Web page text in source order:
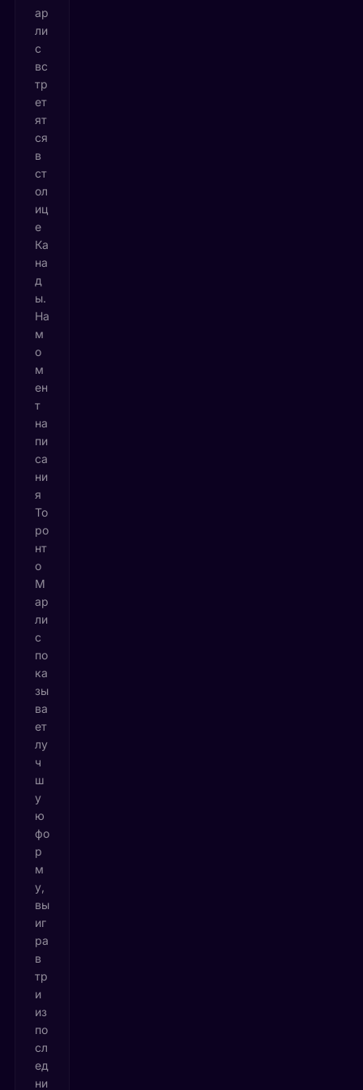
ар
ли
с
вс
тр
ет
ят
ся
в
ст
ол
иц
е
Ка
на
д
ы.
На
м
о
м
ен
т
на
пи
са
ни
я
То
ро
нт
о
М
ар
ли
с
по
ка
зы
ва
ет
лу
ч
ш
у
ю
фо
р
м
у,
вы
иг
ра
в
тр
и
из
по
сл
ед
ни